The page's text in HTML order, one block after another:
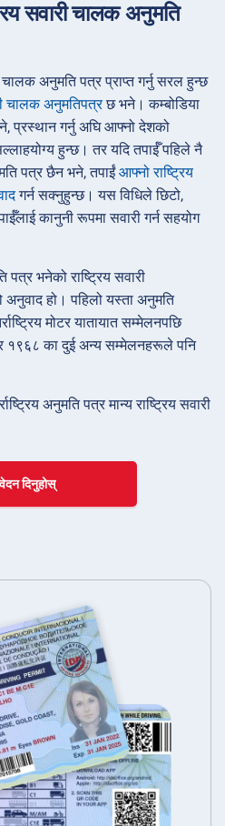
सवारी चालक अनुमति
चालक अनुमति पत्र प्राप्त गर्नु सरल हुन्छ
चालक अनुमतिपत्रछ भने। कम्बोडिया
प्रस्थान गर्नु अघि आफ्नो देशको
हुन्छ। तर यदि तपाईँ पहिले नै
पत्र छैन भने, तपाईंआफ्नो राष्ट्रिय
गर्न सक्नुहुन्छ। यस विधिले छिटो,
कानुनी रूपमा सवारी गर्न सहयोग
पत्र भनेको राष्ट्रिय सवारी
अनुवाद हो। पहिलो यस्ता अनुमति
मोटर यातायात सम्मेलनपछि
१९६८ का दुई अन्य सम्मेलनहरूले पनि
अनुमति पत्र मान्य राष्ट्रिय सवारी
दिनुहोस्